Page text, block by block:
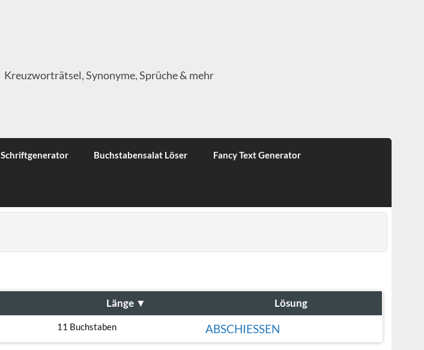
Kreuzworträtsel, Synonyme, Sprüche & mehr
Schriftgenerator Buchstabensalat Löser Fancy Text Generator
Länge ▼ Lösung
11 Buchstaben ABSCHIESSEN